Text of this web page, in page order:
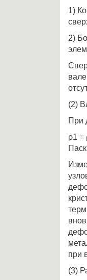
1)
2)
(2)
При
ρ1 =
при
(3)